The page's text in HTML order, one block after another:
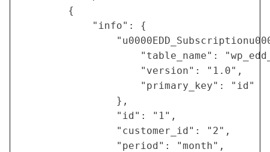
        {
            "info": {
"table_name":
                    "version": "1.0",
                    "primary_key": "id"
                },
                "id": "1",
                "customer_id": "2",
                "period": "month",